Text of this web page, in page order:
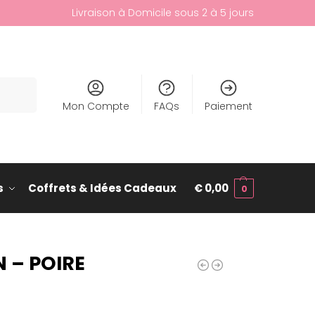
Livraison à Domicile sous 2 à 5 jours
Mon Compte FAQs Paiement
Coffrets & Idées Cadeaux €0,00 0
– POIRE